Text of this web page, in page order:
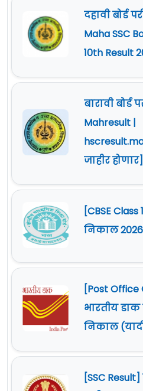
दहावी बोर्ड
Maha SSC
10th Result
बारावी बोर्ड
Mahresult |
जाहीर होणार]
[CBSE Class
निकाल 2026
[Post Office
भारतीय
निकाल
[SSC